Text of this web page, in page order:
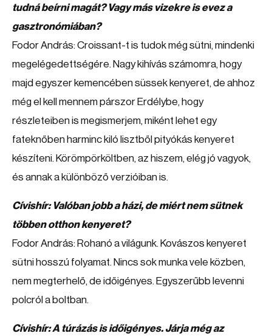
tudná beírni magát? Vagy más vizekre is evez a
gasztronómiában?
Fodor András: Croissant-t is tudok még sütni, mindenki
megelégedettségére. Nagy kihívás számomra, hogy
majd egyszer kemencében süssek kenyeret, de ahhoz
még el kell mennem párszor Erdélybe, hogy
részleteiben is megismerjem, miként lehet egy
fateknőben harminc kiló lisztből pityókás kenyeret
készíteni. Körömpörköltben, az hiszem, elég jó vagyok,
és annak a különböző verzióiban is.
Cívishír: Valóban jobb a házi, de miért nem sütnek
többen otthon kenyeret?
Fodor András: Rohanó a világunk. Kovászos kenyeret
sütni hosszú folyamat. Nincs sok munka vele közben,
nem megterhelő, de időigényes. Egyszerűbb levenni
polcról a boltban.
Cívishír: A túrázás is időigényes. Járja még az